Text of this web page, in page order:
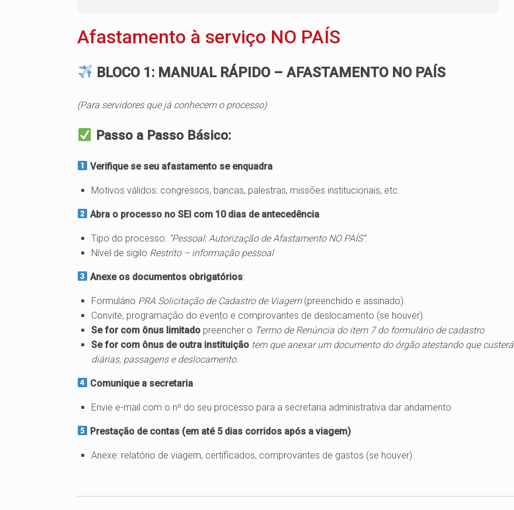
Afastamento à serviço NO PAÍS
BLOCO 1: MANUAL RÁPIDO – AFASTAMENTO NO PAÍS
(Para servidores que já conhecem o processo)
Passo a Passo Básico:
Verifique se seu afastamento se enquadra
Motivos válidos: congressos, bancas, palestras, missões institucionais, etc.
Abra o processo no SEI com 10 dias de antecedência
Tipo do processo: “Pessoal: Autorização de Afastamento NO PAÍS”.
Nível de sigilo Restrito – informação pessoal
Anexe os documentos obrigatórios:
Formulário PRA Solicitação de Cadastro de Viagem(preenchido e assinado).
Convite, programação do evento e comprovantes de deslocamento (se houver).
Se for com ônus limitado preencher o Termo de Renúncia do item 7 do formulário de cadastro
Se for com ônus de outra instituição tem que anexar um documento do órgão atestando que custerá
diárias, passagens e deslocamento.
Comunique a secretaria
Envie e-mail com o nº do seu processo para a secretaria administrativa dar andamento
Prestação de contas (em até 5 dias corridos após a viagem)
Anexe: relatório de viagem, certificados, comprovantes de gastos (se houver).